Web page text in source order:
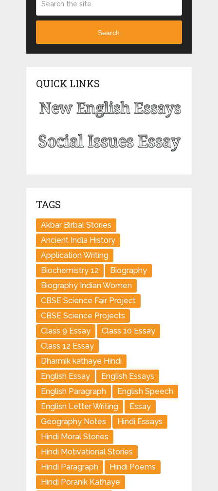
Search
QUICK LINKS
TAGS
Akbar Birbal Stories
Ancient India History
Application Writing
Biochemistry 12
Biography
Biography Indian Women
CBSE Science Fair Project
CBSE Science Projects
Class 9 Essay
Class 10 Essay
Class 12 Essay
Dharmik kathaye Hindi
English Essay
English Essays
English Paragraph
English Speech
Englisn Letter Writing
Essay
Geography Notes
Hindi Essays
Hindi Moral Stories
Hindi Motivational Stories
Hindi Paragraph
Hindi Poems
Hindi Poranik Kathaye